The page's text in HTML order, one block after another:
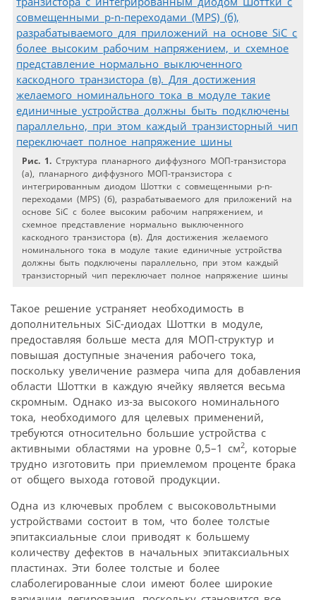
Рис. 1. Структура планарного диффузного МОП-транзистора
(а), планарного диффузного МОП-транзистора с
интегрированным диодом Шоттки с совмещенными p-n-
переходами (MPS) (б), разрабатываемого для приложений на
основе SiC с более высоким рабочим напряжением, и
схемное представление нормально выключенного
каскодного транзистора (в). Для достижения желаемого
номинального тока в модуле такие единичные устройства
должны быть подключены параллельно, при этом каждый
транзисторный чип переключает полное напряжение шины
Такое решение устраняет необходимость в
дополнительных SiC-диодах Шоттки в модуле,
предоставляя больше места для МОП-структур и
повышая доступные значения рабочего тока,
поскольку увеличение размера чипа для добавления
области Шоттки в каждую ячейку является весьма
скромным. Однако из-за высокого номинального
тока, необходимого для целевых применений,
требуются относительно большие устройства с
активными областями на уровне 0,5–1 см2, которые
трудно изготовить при приемлемом проценте брака
от общего выхода готовой продукции.
Одна из ключевых проблем с высоковольтными
устройствами состоит в том, что более толстые
эпитаксиальные слои приводят к большему
количеству дефектов в начальных эпитаксиальных
пластинах. Эти более толстые и более
слаболегированные слои имеют более широкие